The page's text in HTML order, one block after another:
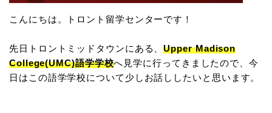
こんにちは。トロント留学センターです！
先日トロントミッドタウンにある、Upper Madison
College(UMC)語学学校へ見学に行ってきましたので、今
日はこの語学学校について少しお話ししたいと思います。